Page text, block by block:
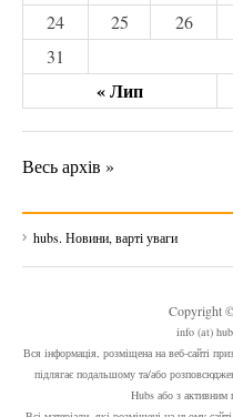
« Лип
24
25 26
31
Весь архів »
hubs. Новини, варті уваги
Copyright
info (at)
Вся інформація, розміщена на веб-сайті
підлягає подальшому та/або
Hubs або з активним